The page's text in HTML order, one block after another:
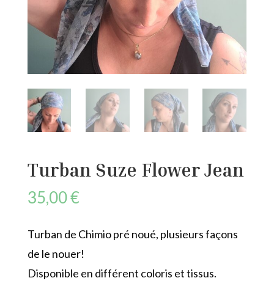
Turban Suze Flower Jean
35,00€
Turban de Chimio pré noué, plusieurs façons
de le nouer!
Disponible en différent coloris et tissus.